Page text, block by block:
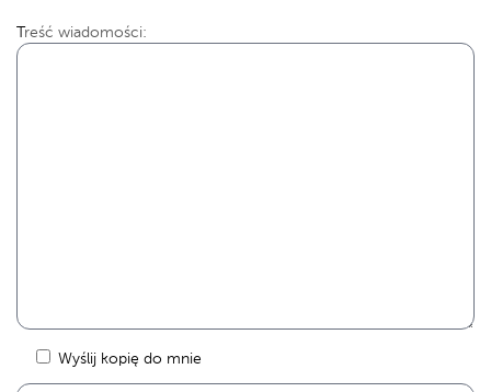
Treść wiadomości:
Wyślij kopię do mnie